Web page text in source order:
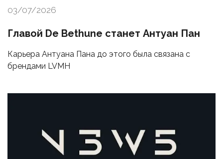
03/07/2026
Главой De Bethune станет Антуан Пан
Карьера Антуана Пана до этого была связана с
брендами LVMH